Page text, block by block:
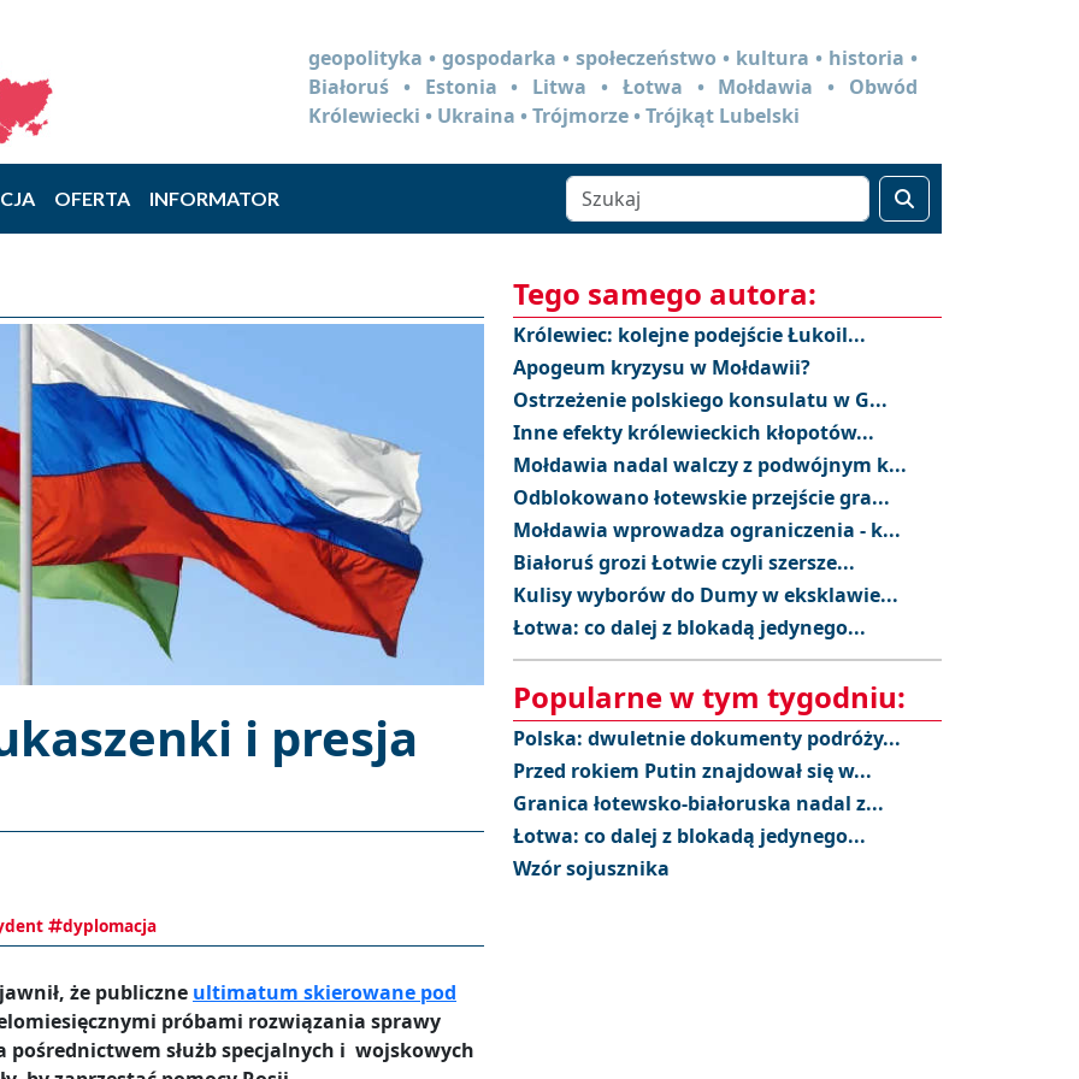
geopolityka • gospodarka • społeczeństwo • kultura • historia •
Białoruś • Estonia • Litwa • Łotwa • Mołdawia • Obwód
Królewiecki • Ukraina • Trójmorze • Trójkąt Lubelski
OFERTA INFORMATOR
i presja
dyplomacja
że publiczne ultimatum skierowane pod
próbami rozwiązania sprawy
pośrednictwem służb specjalnych i wojskowych
Tego samego autora:
Królewiec: kolejne podejście Łukoil...
Apogeum kryzysu w Mołdawii?
Ostrzeżenie polskiego konsulatu w G...
Inne efekty królewieckich kłopotów...
Mołdawia nadal walczy z podwójnym k...
Odblokowano łotewskie przejście gra...
Mołdawia wprowadza ograniczenia - k...
Białoruś grozi Łotwie czyli szersze...
Kulisy wyborów do Dumy w eksklawie...
Łotwa: co dalej z blokadą jedynego...
Popularne w tym tygodniu:
Polska: dwuletnie dokumenty podróży...
Przed rokiem Putin znajdował się w...
Granica łotewsko-białoruska nadal z...
Łotwa: co dalej z blokadą jedynego...
Wzór sojusznika